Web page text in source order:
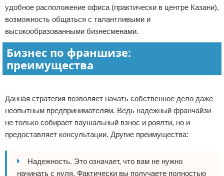
удобное расположение офиса (практически в центре Казани),
возможность общаться с талантливыми и
высокообразованными бизнесменами.
Бизнес по франшизе:
преимущества
Данная стратегия позволяет начать собственное дело даже
неопытным предпринимателям. Ведь надежный франчайзи
не только собирает паушальный взнос и роялти, но и
предоставляет консультации. Другие преимущества:
Надежность. Это означает, что вам не нужно
начинать с нуля. Фактически вы получаете полностью